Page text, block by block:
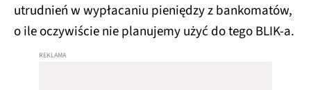
utrudnień w wypłacaniu pieniędzy z bankomatów,
o ile oczywiście nie planujemy użyć do tego BLIK-a.